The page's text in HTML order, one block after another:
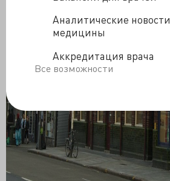
Аналитические новости
медицины
Аккредитация врача
Все возможности